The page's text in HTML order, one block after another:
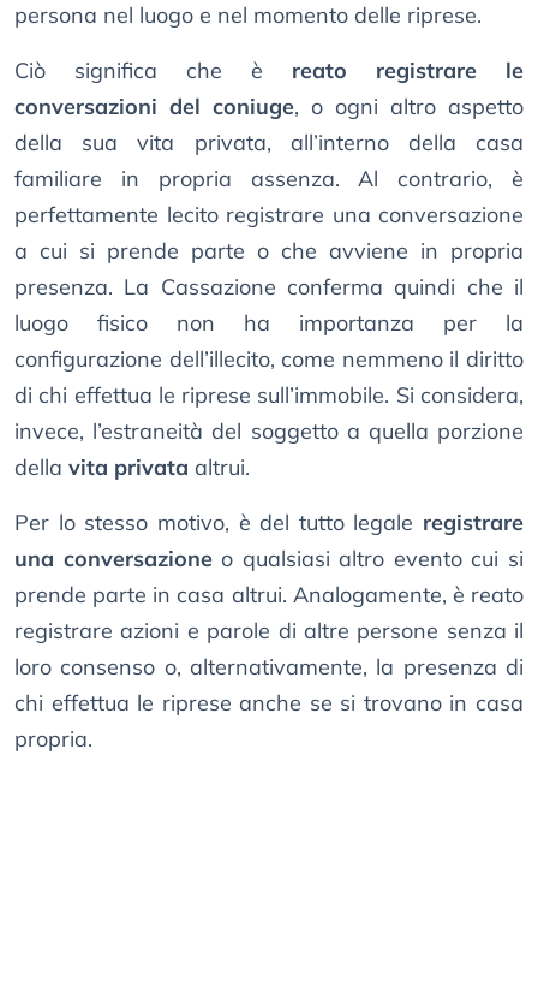
persona nel luogo e nel momento delle riprese.
Ciò significa che è reato registrare le
conversazioni del coniuge, o ogni altro aspetto
della sua vita privata, all’interno della casa
familiare in propria assenza. Al contrario, è
perfettamente lecito registrare una conversazione
a cui si prende parte o che avviene in propria
presenza. La Cassazione conferma quindi che il
luogo fisico non ha importanza per la
configurazione dell’illecito, come nemmeno il diritto
di chi effettua le riprese sull’immobile. Si considera,
invece, l’estraneità del soggetto a quella porzione
della vita privata altrui.
Per lo stesso motivo, è del tutto legale registrare
una conversazioneo qualsiasi altro evento cui si
prende parte in casa altrui. Analogamente, è reato
registrare azioni e parole di altre persone senza il
loro consenso o, alternativamente, la presenza di
chi effettua le riprese anche se si trovano in casa
propria.